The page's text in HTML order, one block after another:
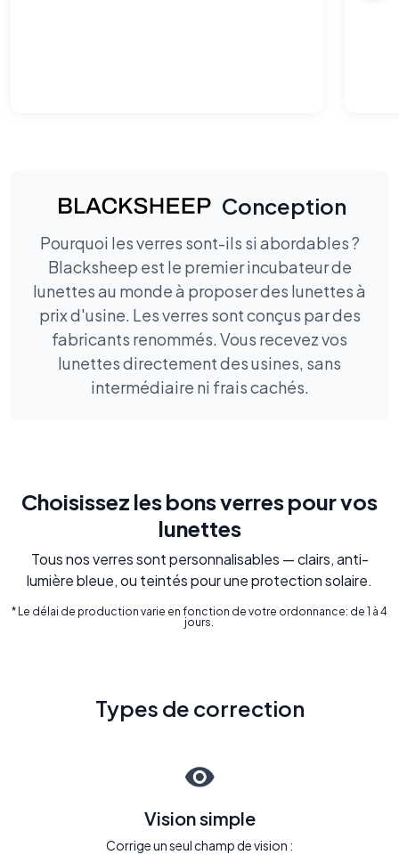
Conception
Pourquoi les verres sont-ils si abordables ?
Blacksheep est le premier incubateur de
lunettes au monde à proposer des lunettes à
prix d'usine. Les verres sont conçus par des
fabricants renommés. Vous recevez vos
lunettes directement des usines, sans
intermédiaire ni frais cachés.
Choisissez les bons verres pour vos
lunettes
Tous nos verres sont personnalisables — clairs, anti-
lumière bleue, ou teintés pour une protection solaire.
* Le délai de production varie en fonction de votre ordonnance: de 1 à 4
jours.
Types de correction
Vision simple
Corrige un seul champ de vision :